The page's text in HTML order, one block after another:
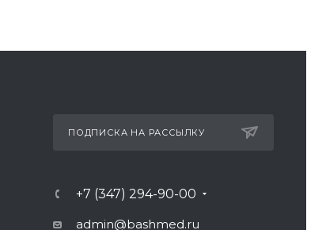
ПОДПИСКА НА РАССЫЛКУ
+7 (347) 294-90-00
admin@bashmed.ru